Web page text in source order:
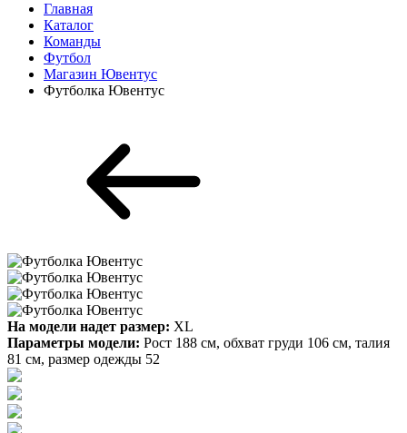
Главная
Каталог
Команды
Футбол
Магазин Ювентус
Футболка Ювентус
На модели надет размер: XL
Параметры модели: Рост 188 см, обхват груди 106 см, талия
81 см, размер одежды 52